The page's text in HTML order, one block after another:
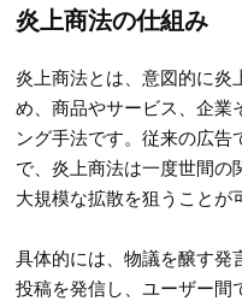
炎上商法の仕組み
炎上商法とは、意図的に炎
め、商品やサービス、企業
ング手法です。従来の広
で、炎上商法は一度世間の
大規模な拡散を狙うことが
具体的には、物議を醸す
投稿を発信し、ユーザー間